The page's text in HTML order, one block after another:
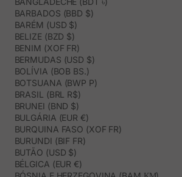
BARBADOS (BBD $)
BARÉM (USD $)
BELIZE (BZD $)
BENIM (XOF FR)
BERMUDAS (USD $)
BOLÍVIA (BOB BS.)
BOTSUANA (BWP P)
BRASIL (BRL R$)
BRUNEI (BND $)
BULGÁRIA (EUR €)
BURQUINA FASO (XOF FR)
BURUNDI (BIF FR)
BUTÃO (USD $)
BÉLGICA (EUR €)